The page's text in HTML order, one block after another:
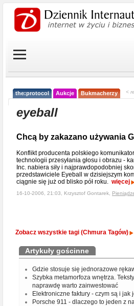
the:protocol Aukcje Bukmacherzy <
eyeball
Chcą by zakazano używania
Konflikt producenta polskiego
technologii przesyłania głosu i obrazu -
Inc. nabiera siły i najprawdopodobniej
przedstawiciele Eyeball w dzisiejszym
ciągnie się już od blisko pół roku. więcej
16-10-2006, 21:03, Krzysztof Gontarek,
Zobacz wszystkie tagi (Chmura Tagów)
Artykuły gościnne
Gdzie stosuje się jednorazowe
Szybka metamorfoza wnętrza.
naprawdę warto zainwestować
Elektroniczne faktury - czym są i jak
Porsche 911 - dlaczego to jeden z